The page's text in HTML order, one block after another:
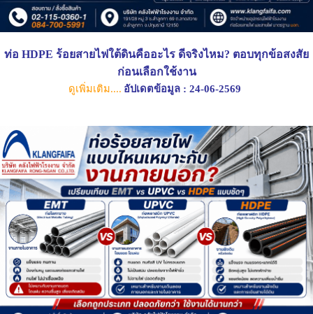
ท่อ HDPE ร้อยสายไฟใต้ดินคืออะไร ดีจริงไหม? ตอบทุกข้อสงสัย
ก่อนเลือกใช้งาน
ดูเพิ่มเติม.... อัปเดตข้อมูล : 24-06-2569